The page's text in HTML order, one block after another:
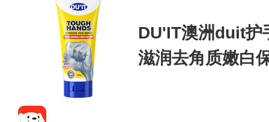
DU'IT澳洲duit护
滋润去角质嫩白